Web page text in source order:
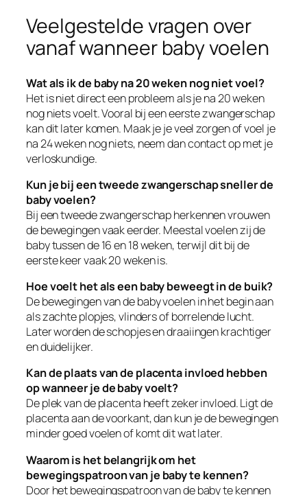
Veelgestelde vragen over
vanaf wanneer baby voelen
Wat als ik de baby na 20 weken nog niet voel?
Het is niet direct een probleem als je na 20 weken
nog niets voelt. Vooral bij een eerste zwangerschap
kan dit later komen. Maak je je veel zorgen of voel je
na 24 weken nog niets, neem dan contact op met je
verloskundige.
Kun je bij een tweede zwangerschap sneller de
baby voelen?
Bij een tweede zwangerschap herkennen vrouwen
de bewegingen vaak eerder. Meestal voelen zij de
baby tussen de 16 en 18 weken, terwijl dit bij de
eerste keer vaak 20 weken is.
Hoe voelt het als een baby beweegt in de buik?
De bewegingen van de baby voelen in het begin aan
als zachte plopjes, vlinders of borrelende lucht.
Later worden de schopjes en draaiingen krachtiger
en duidelijker.
Kan de plaats van de placenta invloed hebben
op wanneer je de baby voelt?
De plek van de placenta heeft zeker invloed. Ligt de
placenta aan de voorkant, dan kun je de bewegingen
minder goed voelen of komt dit wat later.
Waarom is het belangrijk om het
bewegingspatroon van je baby te kennen?
Door het bewegingspatroon van de baby te kennen